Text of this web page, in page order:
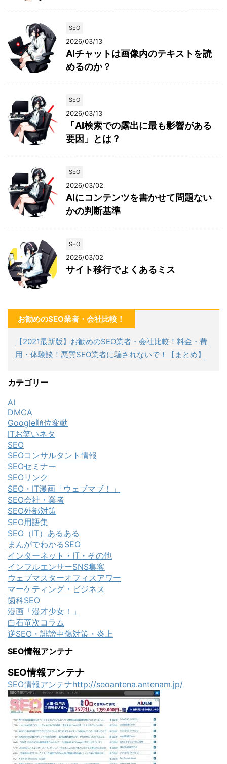
SEO
2026/03/13
AIチャットは画像内のテキストを読
めるのか？
SEO
2026/03/13
「AI検索での露出に最も影響がある
要因」とは？
SEO
2026/03/02
AIにコンテンツを書かせて問題ない
かの判断基準
SEO
2026/03/02
サイト移行でよくあるミス
お勧めのSEO業者・会社比較！
【2021最新版】お勧めのSEO業者・会社比較！料金・費
用・体験談！悪質SEO業者に騙されないで！【まとめ】
カテゴリー
AI
DMCA
Google順位変動
ITお笑いネタ
SEO
SEOコンサルタント情報
SEOセミナー
SEOリンク
SEO・IT漫画「ウェブマブ！」
SEO会社・業者
SEO外部対策
SEO用語集
SEO（IT）あるある
まんがでわかるSEO
インターネット・IT・その他
インフルエンサーSNS集客
ウェブマスターオフィスアワー
マーケティング・ビジネス
歯科SEO
漫画「漫才少女！」
白石竜次コラム
逆SEO・誹謗中傷対策・炎上
SEO情報アンテナ
SEO情報アンテナ
SEO情報アンテナhttp://seoantena.antenam.jp/